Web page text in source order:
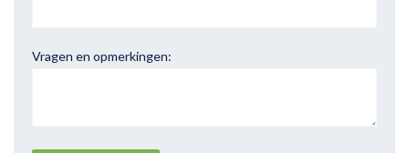
Vragen en opmerkingen: